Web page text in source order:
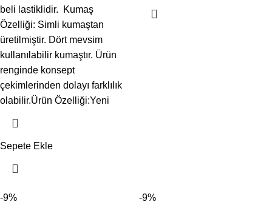
beli lastiklidir. Kumaş
Özelliği: Simli kumaştan
üretilmiştir. Dört mevsim
kullanılabilir kumaştır. Ürün
renginde konsept
çekimlerinden dolayı farklılık
olabilir.Ürün Özelliği:Yeni
Sepete Ekle
-9% -9%